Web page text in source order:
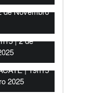
de Novembro
| 2 de
| 19h15
2025